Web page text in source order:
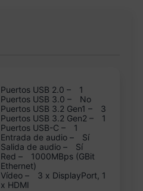
Puertos USB 2.0 –
1
Puertos USB 3.0 –
No
Puertos USB 3.2 Gen1 –
3
Puertos USB 3.2 Gen2 –
1
Puertos USB-C –
1
Entrada de audio –
Sí
Salida de audio –
Sí
Red –
1000MBps (GBit
Ethernet)
Vídeo –
3 x DisplayPort, 1
x HDMI